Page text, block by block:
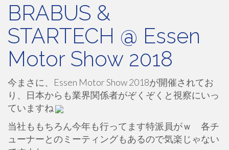
BRABUS &
STARTECH @ Essen
Motor Show 2018
今まさに、Essen Motor Show 2018が開催されてお
り、日本からも業界関係者がぞくぞくと視察にいっ
ていますね
当社ももちろん今年も行ってます特派員がｗ 各チ
ューナーとのミーティングもあるので気楽じゃない